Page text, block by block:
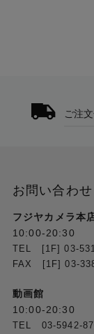
動画：最大2倍
38MP／
トラッキング
モードではサ
静止画モード
カウントダウ
バースト：最
ご注
お問い合わせ
フジヤカメラ本
10:00-20:30
TEL [1F] 03-
FAX [1F] 03-
動画館
10:00-20:30
TEL 03-5942-